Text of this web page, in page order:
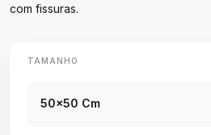
com fissuras.
TAMANHO
50x50 Cm